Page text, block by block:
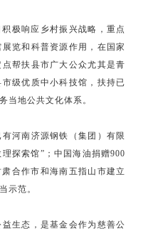
极响应乡村振兴战略，重点
览和科普资源作用，在国家
帮扶县市广大公众尤其是青
级优质中小科技馆，扶持已
当地公共文化体系。
河南济源钢铁（集团）有限
探索馆”；中国海油捐赠900
合作市和海南五指山市建立
示范。
生态，是基金会作为慈善公